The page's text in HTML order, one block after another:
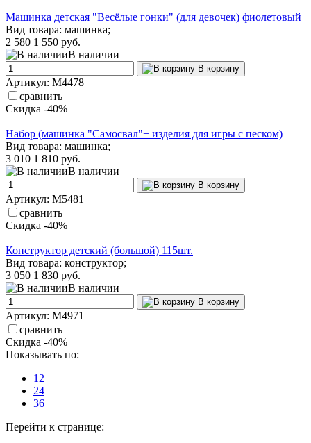
Машинка детская "Весёлые гонки" (для девочек) фиолетовый
Вид товара: машинка;
2 580 1 550 руб.
В наличии
В корзину
Артикул: М4478
сравнить
Скидка -40%
Набор (машинка "Самосвал"+ изделия для игры с песком)
Вид товара: машинка;
3 010 1 810 руб.
В наличии
В корзину
Артикул: М5481
сравнить
Скидка -40%
Конструктор детский (большой) 115шт.
Вид товара: конструктор;
3 050 1 830 руб.
В наличии
В корзину
Артикул: М4971
сравнить
Скидка -40%
Показывать по:
12
24
36
Перейти к странице: